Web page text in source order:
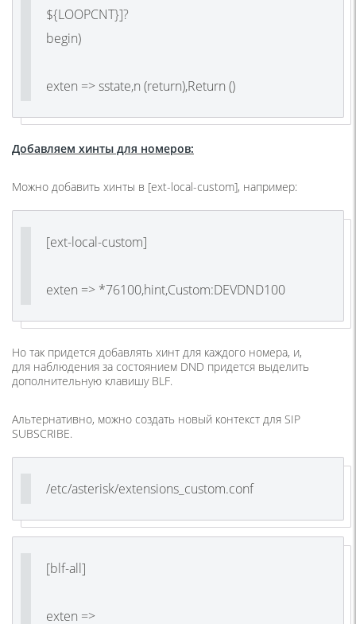
${LOOPCNT}]?
exten => sstate,n (return),Return ()
Добавляем хинты для номеров:
Можно добавить хинты в [ext-local-custom], например:
[ext-local-custom]
exten => *76100,hint,Custom:DEVDND100
Но так придется добавлять хинт для каждого номера, и,
для наблюдения за состоянием DND придется выделить
дополнительную клавишу BLF.
Альтернативно, можно создать новый контекст для SIP
SUBSCRIBE.
/etc/asterisk/extensions_custom.conf
[blf-all]
exten =>